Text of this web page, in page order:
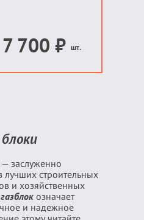
7 700 ₽ шт.
заслуженно
строительных
и хозяйственных
означает
и надежное